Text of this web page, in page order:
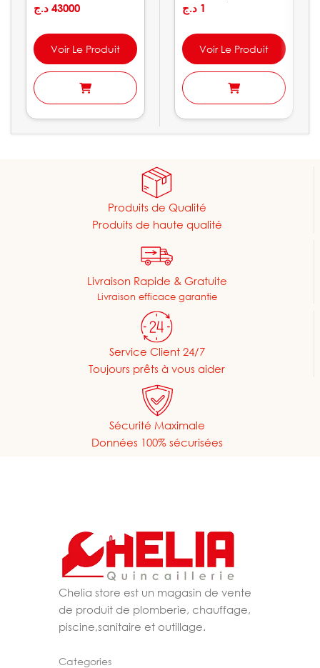
Noruega IMEX
43000 د.ج
Voir Le Produit
1 د.ج
Voir Le Produit
Produits de Qualité
Produits de haute qualité
Livraison Rapide & Gratuite
Livraison efficace garantie
Service Client 24/7
Toujours prêts à vous aider
Sécurité Maximale
Données 100% sécurisées
Chelia store est un magasin de vente
de produit de plomberie, chauffage,
piscine,sanitaire et outillage.
Categories